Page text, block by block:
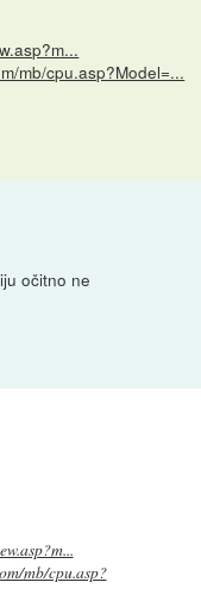
mb/cpu.asp?Model=...
očitno ne
mb/cpu.asp?